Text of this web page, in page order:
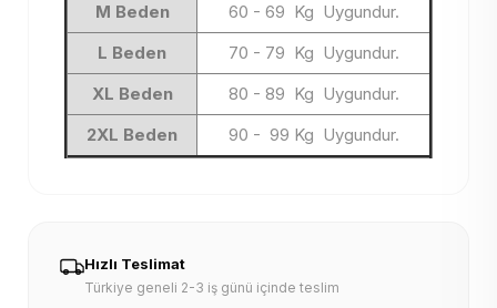
M Beden
60 - 69 Kg Uygundur.
L Beden
70 - 79 Kg Uygundur.
XL Beden
80 - 89 Kg Uygundur.
2XL Beden
90 - 99 Kg Uygundur.
Hızlı Teslimat
Türkiye geneli 2-3 iş günü içinde teslim